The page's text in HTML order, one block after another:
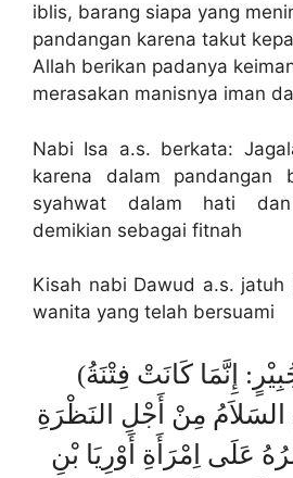
iblis, barang siapa yang
pandangan karena takut
Allah berikan padanya
merasakan manisnya iman
Nabi Isa a.s. berkata:
karena dalam pandangan
syahwat dalam hati
demikian sebagai fitnah
Kisah nabi Dawud a.s. jatuh
wanita yang telah bersuami
(وَقَالَ سَعْدٌ بْنُ جُبِيْرٍ: إِنَّمَا كَانَتْ فِتْنَةُ
مِنْ أَجْلِ النَظْرَةِ) رُوِيَ
عَلَى اِمْرَأَةِ أَوْرِيَا بْنِ